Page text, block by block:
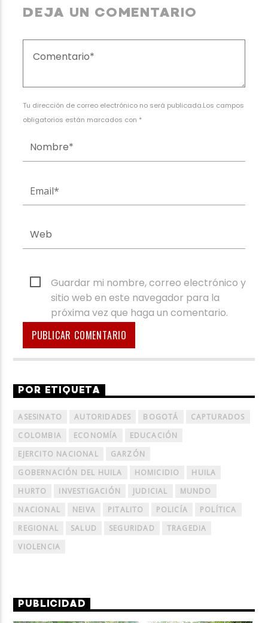
DEJA UN COMENTARIO
Tu dirección de correo electrónico no será publicada.Los campos
obligatorios están marcados con *
Guardar mi nombre, correo electrónico y
sitio web en este navegador para la
próxima vez que haga un comentario.
POR ETIQUETA
ASESINATO AUTORIDADES BOGOTÁ
CAPTURADOS
COLOMBIA
ECONOMÍA
EDUCACIÓN
EJERCITO NACIONAL
GARZÓN
GOBERNACIÓN DEL HUILA
HOMICIDIO
HUILA
HURTO
INVESTIGACIÓN JUDICIAL
MUNDO
NACIONAL
NEIVA PITALITO POLICÍA
POLÍTICA
REGIONAL
SALUD SEGURIDAD
TRAGEDIA
VIOLENCIA
PUBLICIDAD